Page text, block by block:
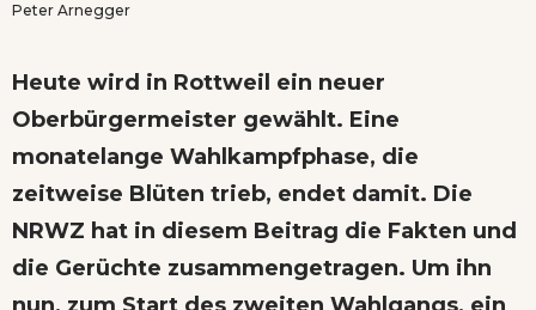
Peter Arnegger
Heute wird in Rottweil ein neuer
Oberbürgermeister gewählt. Eine
monatelange Wahlkampfphase, die
zeitweise Blüten trieb, endet damit. Die
NRWZ hat in diesem Beitrag die Fakten und
die Gerüchte zusammengetragen. Um ihn